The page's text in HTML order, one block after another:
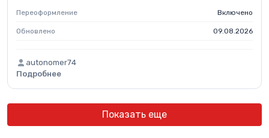
Переоформление Включено
Обновлено 09.08.2026
autonomer74
Подробнее
Показать еще